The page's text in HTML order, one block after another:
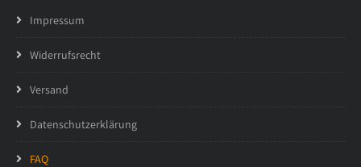
Impressum
Widerrufsrecht
Versand
Datenschutzerklärung
FAQ